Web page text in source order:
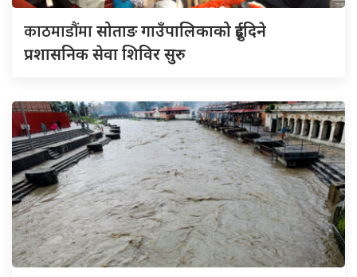
काठमाडौंमासोताङ गाउँपालिकाको दुईदिने
प्रशासनिक सेवा शिविर सुरु